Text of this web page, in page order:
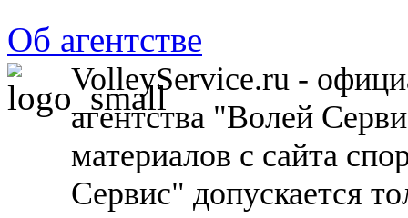
Об агентстве
VolleyService.ru -
агентства "Волей
материалов с сайта
Сервис" допускается